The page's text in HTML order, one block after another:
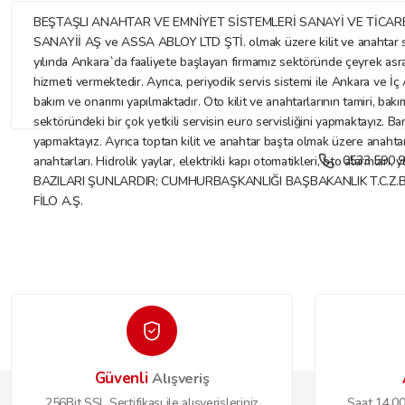
BEŞTAŞLI ANAHTAR VE EMNİYET SİSTEMLERİ SANAYİ VE
SANAYİİ AŞ ve ASSA ABLOY LTD ŞTİ. olmak üzere kilit ve
yılında Ankara`da faaliyete başlayan firmamız sektöründe çeyrek
hizmeti vermektedir. Ayrıca, periyodik servis sistemi ile Ankara ve
bakım ve onarımı yapılmaktadır. Oto kilit ve anahtarlarının tamiri,
sektöründeki bir çok yetkili servisin euro servisliğini yapmaktayız.
yapmaktayız. Ayrıca toptan kilit ve anahtar başta olmak üzere
anahtarları. Hidrolik yaylar, elektrikli kapı otomatikleri, oto
BAZILARI ŞUNLARDIR; CUMHURBAŞKANLIĞI BAŞBAKANLIK
FİLO A.Ş.
0533 590
GüvenliAlışveriş